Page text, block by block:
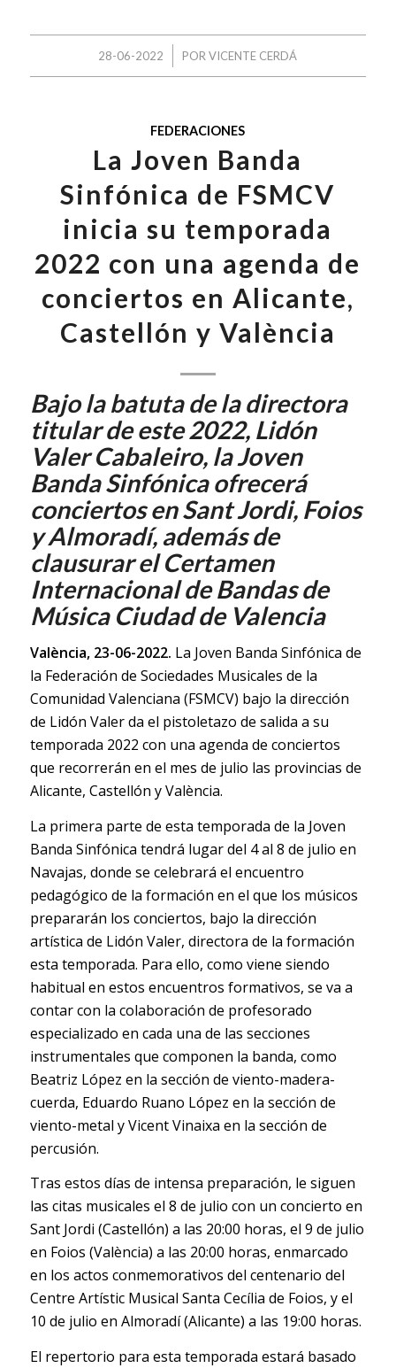
28-06-2022
/ PORVICENTE CERDÁ
FEDERACIONES
La Joven Banda
Sinfónica de FSMCV
inicia su temporada
2022 con una agenda de
conciertos en Alicante,
Castellón y València
Bajo la batuta de la directora
titular de este 2022, Lidón
Valer Cabaleiro, la Joven
Banda Sinfónica ofrecerá
conciertos en Sant Jordi, Foios
y Almoradí, además de
clausurar el Certamen
Internacional de Bandas de
Música Ciudad de Valencia
València, 23-06-2022. La Joven Banda Sinfónica de
la Federación de Sociedades Musicales de la
Comunidad Valenciana (FSMCV) bajo la dirección
de Lidón Valer da el pistoletazo de salida a su
temporada 2022 con una agenda de conciertos
que recorrerán en el mes de julio las provincias de
Alicante, Castellón y València.
La primera parte de esta temporada de la Joven
Banda Sinfónica tendrá lugar del 4 al 8 de julio en
Navajas, donde se celebrará el encuentro
pedagógico de la formación en el que los músicos
prepararán los conciertos, bajo la dirección
artística de Lidón Valer, directora de la formación
esta temporada. Para ello, como viene siendo
habitual en estos encuentros formativos, se va a
contar con la colaboración de profesorado
especializado en cada una de las secciones
instrumentales que componen la banda, como
Beatriz López en la sección de viento-madera-
cuerda, Eduardo Ruano López en la sección de
viento-metal y Vicent Vinaixa en la sección de
percusión.
Tras estos días de intensa preparación, le siguen
las citas musicales el 8 de julio con un concierto en
Sant Jordi (Castellón) a las 20:00 horas, el 9 de julio
en Foios (València) a las 20:00 horas, enmarcado
en los actos conmemorativos del centenario del
Centre Artístic Musical Santa Cecília de Foios, y el
10 de julio en Almoradí (Alicante) a las 19:00 horas.
El repertorio para esta temporada estará basado